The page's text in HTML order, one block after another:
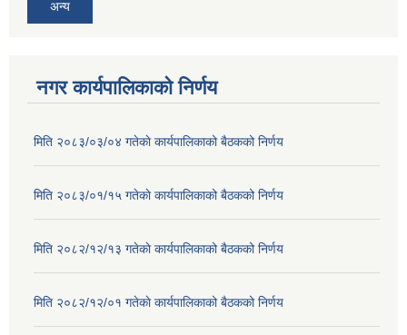
अन्य
नगर कार्यपालिकाको निर्णय
मिति २०८३/०३/०४ गतेकाे कार्यपालिकाको बैठकको निर्णय
मिति २०८३/०१/१५ गतेकाे कार्यपालिकाको बैठकको निर्णय
मिति २०८२/१२/१३ गतेकाे कार्यपालिकाको बैठकको निर्णय
मिति २०८२/१२/०१ गतेकाे कार्यपालिकाको बैठकको निर्णय